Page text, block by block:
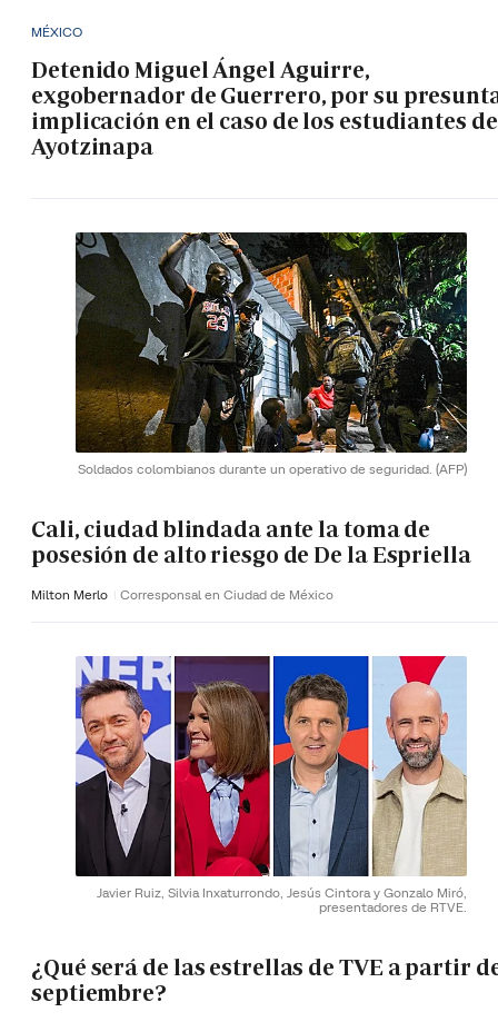
MÉXICO
Detenido Miguel Ángel Aguirre,
exgobernador de Guerrero, por su
implicación en el caso de los estudiantes de
Ayotzinapa
Soldados colombianos durante un operativo de seguridad. (AFP)
Cali, ciudad blindada ante la toma de
posesión de alto riesgo de De la Espriella
Milton Merlo Corresponsal en Ciudad de México
Javier Ruiz, Silvia Inxaturrondo, Jesús Cintora y Gonzalo Miró,
presentadores de RTVE.
¿Qué será de las estrellas de TVE a partir
septiembre?